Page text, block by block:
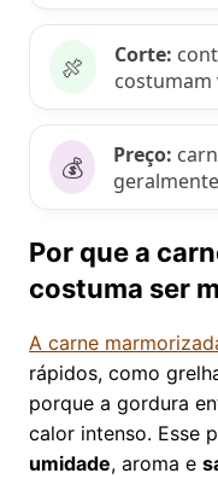
🍖 Corte:
costumam
💰 Preço:
Por que a
costuma ser
A carne
rápidos, como
porque a gordura
calor intenso. Esse
umidade, aroma e